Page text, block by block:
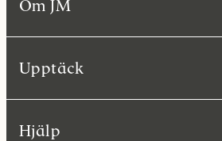
Om JM
Upptäck
Hjälp